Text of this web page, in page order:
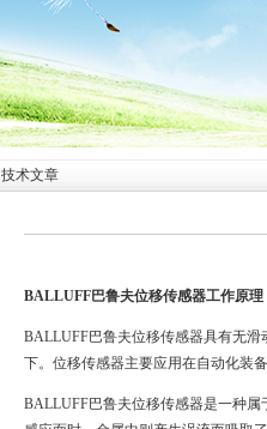
技术文章
BALLUFF巴鲁夫位移传感器工作原理
BALLUFF巴鲁夫位移传感器具有无
下。位移传感器主要应用在自动化装
BALLUFF巴鲁夫位移传感器是一种